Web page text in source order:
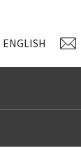
ENGLISH